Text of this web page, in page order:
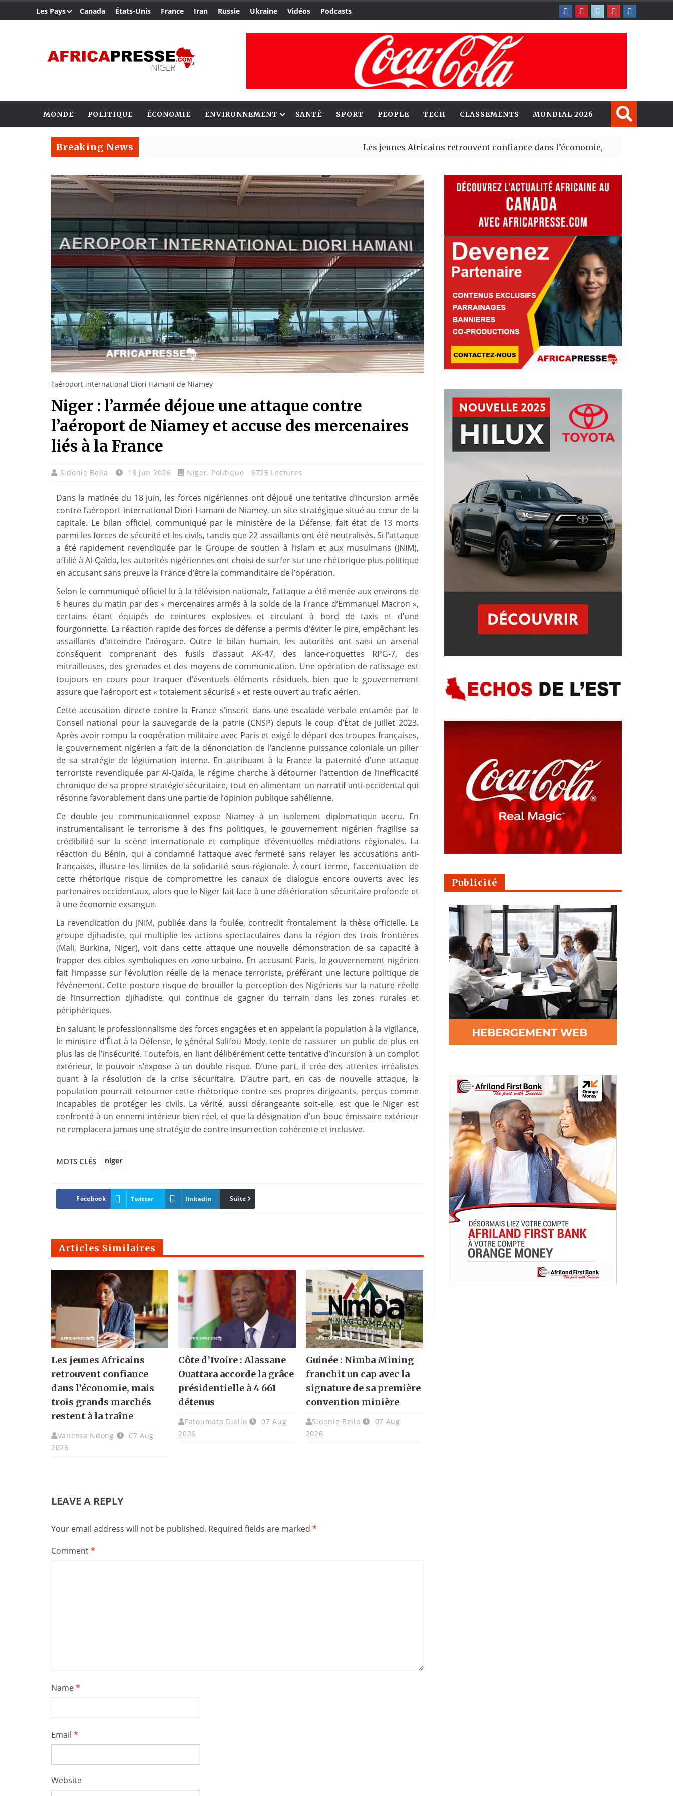
Les Pays Canada États-Unis France Iran Russie Ukraine Vidéos Podcasts
MONDE POLITIQUE ÉCONOMIE ENVIRONNEMENT SANTÉ SPORT PEOPLE TECH CLASSEMENTS MONDIAL 2026
Breaking News Les jeunes Africains retrouvent confiance dans l’économie, mais trois grands
l’aéroport international Diori Hamani de Niamey
Niger : l’armée déjoue une attaque contre
l’aéroport de Niamey et accuse des mercenaires
liés à la France
Sidonie Bella 18 Jun 2026 Niger, Politique 6725 Lectures
Dans la matinée du 18 juin, les forces nigériennes ont déjoué une tentative d’incursion armée
contre l’aéroport international Diori Hamani de Niamey, un site stratégique situé au cœur de la
capitale. Le bilan officiel, communiqué par le ministère de la Défense, fait état de 13 morts
parmi les forces de sécurité et les civils, tandis que 22 assaillants ont été neutralisés. Si l’attaque
a été rapidement revendiquée par le Groupe de soutien à l’islam et aux musulmans (JNIM),
affilié à Al-Qaïda, les autorités nigériennes ont choisi de surfer sur une rhétorique plus politique
en accusant sans preuve la France d’être la commanditaire de l’opération.
Selon le communiqué officiel lu à la télévision nationale, l’attaque a été menée aux environs de
6 heures du matin par des « mercenaires armés à la solde de la France d’Emmanuel Macron »,
certains étant équipés de ceintures explosives et circulant à bord de taxis et d’une
fourgonnette. La réaction rapide des forces de défense a permis d’éviter le pire, empêchant les
assaillants d’atteindre l’aérogare. Outre le bilan humain, les autorités ont saisi un arsenal
conséquent comprenant des fusils d’assaut AK-47, des lance-roquettes RPG-7, des
mitrailleuses, des grenades et des moyens de communication. Une opération de ratissage est
toujours en cours pour traquer d’éventuels éléments résiduels, bien que le gouvernement
assure que l’aéroport est « totalement sécurisé » et reste ouvert au trafic aérien.
Cette accusation directe contre la France s’inscrit dans une escalade verbale entamée par le
Conseil national pour la sauvegarde de la patrie (CNSP) depuis le coup d’État de juillet 2023.
Après avoir rompu la coopération militaire avec Paris et exigé le départ des troupes françaises,
le gouvernement nigérien a fait de la dénonciation de l’ancienne puissance coloniale un pilier
de sa stratégie de légitimation interne. En attribuant à la France la paternité d’une attaque
terroriste revendiquée par Al-Qaïda, le régime cherche à détourner l’attention de l’inefficacité
chronique de sa propre stratégie sécuritaire, tout en alimentant un narratif anti-occidental qui
résonne favorablement dans une partie de l’opinion publique sahélienne.
Ce double jeu communicationnel expose Niamey à un isolement diplomatique accru. En
instrumentalisant le terrorisme à des fins politiques, le gouvernement nigérien fragilise sa
crédibilité sur la scène internationale et complique d’éventuelles médiations régionales. La
réaction du Bénin, qui a condamné l’attaque avec fermeté sans relayer les accusations anti-
françaises, illustre les limites de la solidarité sous-régionale. À court terme, l’accentuation de
cette rhétorique risque de compromettre les canaux de dialogue encore ouverts avec les
partenaires occidentaux, alors que le Niger fait face à une détérioration sécuritaire profonde et
à une économie exsangue.
La revendication du JNIM, publiée dans la foulée, contredit frontalement la thèse officielle. Le
groupe djihadiste, qui multiplie les actions spectaculaires dans la région des trois frontières
(Mali, Burkina, Niger), voit dans cette attaque une nouvelle démonstration de sa capacité à
frapper des cibles symboliques en zone urbaine. En accusant Paris, le gouvernement nigérien
fait l’impasse sur l’évolution réelle de la menace terroriste, préférant une lecture politique de
l’événement. Cette posture risque de brouiller la perception des Nigériens sur la nature réelle
de l’insurrection djihadiste, qui continue de gagner du terrain dans les zones rurales et
périphériques.
En saluant le professionnalisme des forces engagées et en appelant la population à la vigilance,
le ministre d’État à la Défense, le général Salifou Mody, tente de rassurer un public de plus en
plus las de l’insécurité. Toutefois, en liant délibérément cette tentative d’incursion à un complot
extérieur, le pouvoir s’expose à un double risque. D’une part, il crée des attentes irréalistes
quant à la résolution de la crise sécuritaire. D’autre part, en cas de nouvelle attaque, la
population pourrait retourner cette rhétorique contre ses propres dirigeants, perçus comme
incapables de protéger les civils. La vérité, aussi dérangeante soit-elle, est que le Niger est
confronté à un ennemi intérieur bien réel, et que la désignation d’un bouc émissaire extérieur
ne remplacera jamais une stratégie de contre-insurrection cohérente et inclusive.
MOTS CLÉS niger
Facebook Twitter linkedin Pinterest
Suite
Articles Similaires
Les jeunes Africains
retrouvent confiance
dans l’économie, mais
trois grands marchés
restent à la traîne
Vanessa Ndong
07 Aug
2026
Côte d’Ivoire : Alassane
Ouattara accorde la grâce
présidentielle à 4 661
détenus
Fatoumata Diallo
07 Aug
2026
Guinée : Nimba Mining
franchit un cap avec la
signature de sa première
convention minière
Sidonie Bella
07 Aug
2026
LEAVE A REPLY
Your email address will not be published. Required fields are marked *
Comment*
Name*
Email *
Website
Publicité